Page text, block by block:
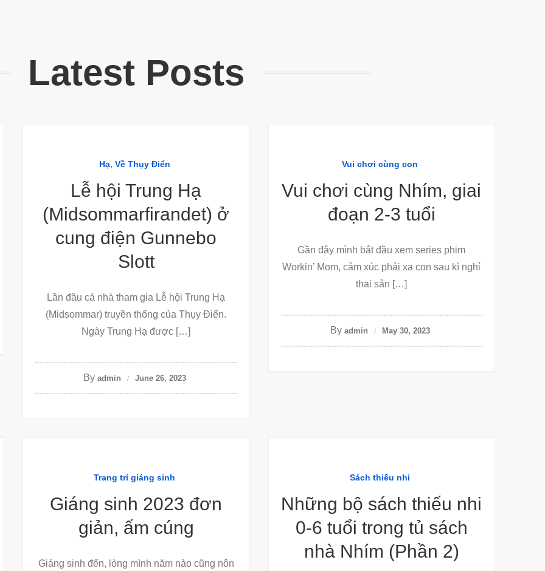
Latest Posts
Hạ, Về Thụy Điển
Lễ hội Trung Hạ
(Midsommarfirandet) ở
cung điện Gunnebo
Slott
Lần đầu cả nhà tham gia Lễ hội Trung Hạ
(Midsommar) truyền thống của Thụy Điển.
Ngày Trung Hạ được […]
By admin June 26, 2023
Vui chơi cùng con
Vui chơi cùng Nhím, giai
đoạn 2-3 tuổi
Gần đây mình bắt đầu xem series phim
Workin’ Mom, cảm xúc phải xa con sau kì nghỉ
thai sản […]
By admin May 30, 2023
Trang trí giáng sinh
Giáng sinh 2023 đơn
giản, ấm cúng
Giáng sinh đến, lòng mình năm nào cũng nôn
Sách thiếu nhi
Những bộ sách thiếu nhi
0-6 tuổi trong tủ sách
nhà Nhím (Phần 2)